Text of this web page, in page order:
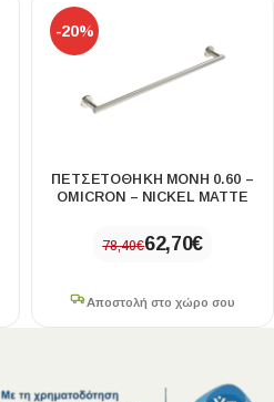
-20%
ΠΕΤΣΕΤΟΘΗΚΗ ΜΟΝΗ 0.60 –
OMICRON – NICKEL MATTE
78,40€62,70€
Αποστολή στο χώρο σου